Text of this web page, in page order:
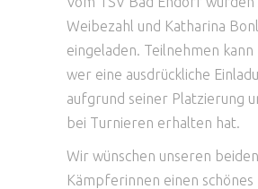
Weibezahl und Katharina
eingeladen. Teilnehmen kann
wer eine ausdrückliche
aufgrund seiner Platzierung
bei Turnieren erhalten hat.
Wir wünschen unseren beiden
Kämpferinnen einen schönes